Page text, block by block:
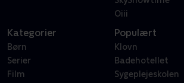
Oiii
Kategorier
Børn
Serier
Film
Populært
Klovn
Badehotellet
Sygeplejeskolen